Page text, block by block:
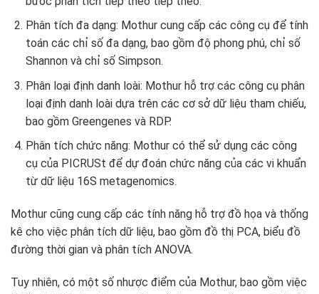
Phân tích đa dạng: Mothur cung cấp các công cụ để tính
toán các chỉ số đa dạng, bao gồm độ phong phú, chỉ số
Shannon và chỉ số Simpson.
Phân loại định danh loài: Mothur hỗ trợ các công cụ phân
loại định danh loài dựa trên các cơ sở dữ liệu tham chiếu,
bao gồm Greengenes và RDP.
Phân tích chức năng: Mothur có thể sử dụng các công
cụ của PICRUSt để dự đoán chức năng của các vi khuẩn
từ dữ liệu 16S metagenomics.
Mothur cũng cung cấp các tính năng hỗ trợ đồ họa và thống
kê cho việc phân tích dữ liệu, bao gồm đồ thị PCA, biểu đồ
đường thời gian và phân tích ANOVA.
Tuy nhiên, có một số nhược điểm của Mothur, bao gồm việc